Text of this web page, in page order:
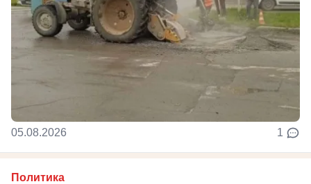
05.08.2026 1
Политика